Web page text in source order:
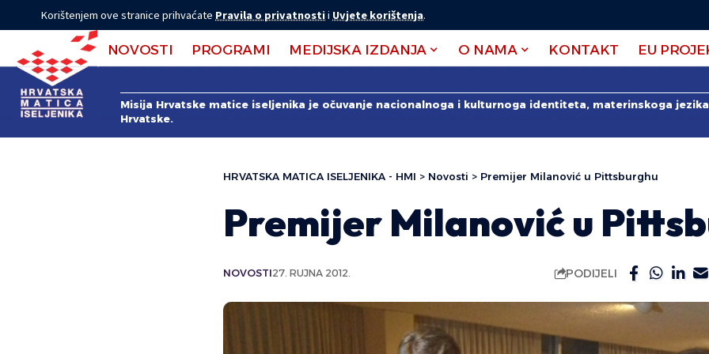
Korištenjem ove stranice prihvaćate Pravila o privatnostii Uvjete korištenja.
NOVOSTI PROGRAMI MEDIJSKA IZDANJA O NAMA KONTAKT EU
Misija Hrvatske matice iseljenika je očuvanje nacionalnoga i kulturnoga identiteta, materinskoga
Hrvatske.
HRVATSKA MATICA ISELJENIKA - HMI > Novosti > Premijer Milanović u Pittsburghu
Premijer Milanović u
NOVOSTI27. RUJNA 2012. PODIJELI